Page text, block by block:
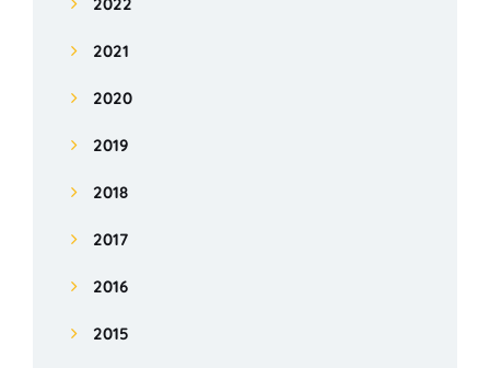
2021
2020
2019
2018
2017
2016
2015